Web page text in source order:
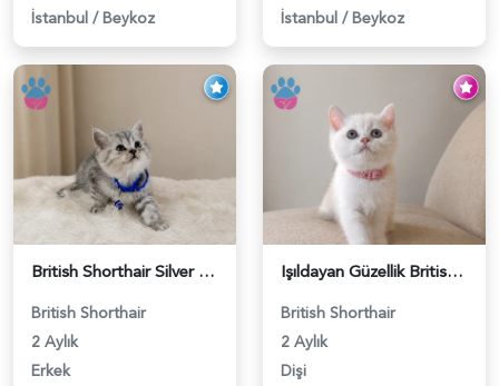
İstanbul /Beykoz İstanbul /Beykoz
British Shorthair Silver Tabby Erkek Top Kafa Yavrumuz - 5564
British Shorthair
2 Aylık
Erkek
Işıldayan Güzellik British Shorthair Kızımız - 5568
British Shorthair
2 Aylık
Dişi